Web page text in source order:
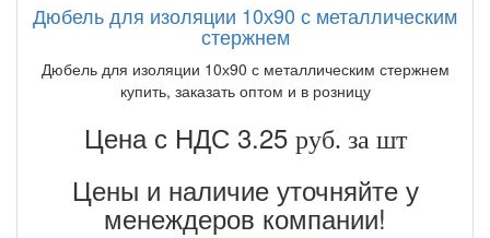
Дюбель для изоляции 10х90 с металлическим
стержнем
Дюбель для изоляции 10х90 с металлическим стержнем
купить, заказать оптом и в розницу
Цена с НДС 3.25 руб. за шт
Цены и наличие уточняйте у
менеждеров компании!